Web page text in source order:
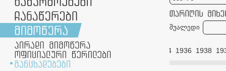
შუალედი
1925 1926 1928 1929 1930 1934 1936 1938